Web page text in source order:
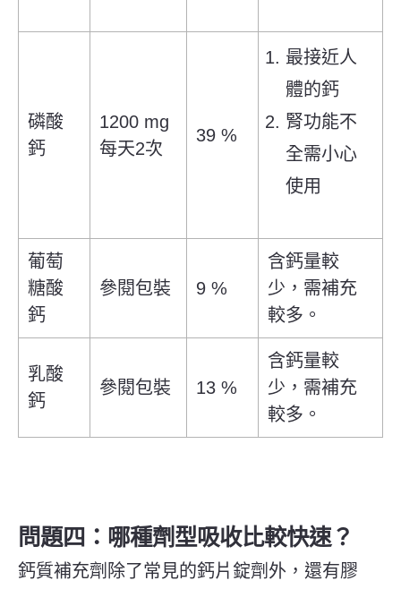
磷酸
鈣
1200 mg
每天2次
39 %
最接近人
體的鈣
腎功能不
全需小心
使用
葡萄
糖酸
鈣
參閱包裝 9 %
含鈣量較
少，需補充
較多。
乳酸
鈣
參閱包裝 13 %
含鈣量較
少，需補充
較多。
問題四：哪種劑型吸收比較快速？
鈣質補充劑除了常見的鈣片錠劑外，還有膠